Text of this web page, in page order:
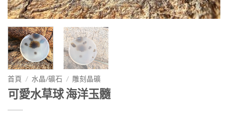
首頁 / 水晶/礦石 / 雕刻晶礦
可愛水草球 海洋玉髓